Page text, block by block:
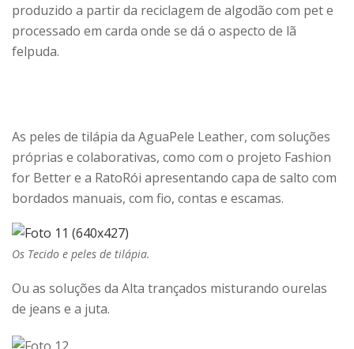
produzido a partir da reciclagem de algodão com pet e
processado em carda onde se dá o aspecto de lã
felpuda.
As peles de tilápia da AguaPele Leather, com soluções
próprias e colaborativas, como com o projeto Fashion
for Better e a RatoRói apresentando capa de salto com
bordados manuais, com fio, contas e escamas.
Os Tecido e peles de tilápia.
Ou as soluções da Alta trançados misturando ourelas
de jeans e a juta.